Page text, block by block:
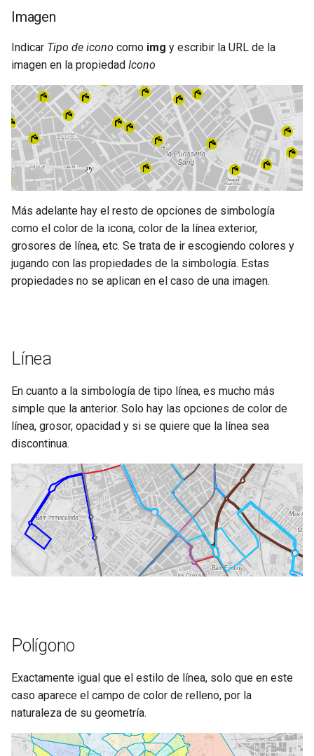
Imagen
Indicar Tipo de icono como img y escribir la URL de la
imagen en la propiedad Icono
Más adelante hay el resto de opciones de simbología
como el color de la icona, color de la línea exterior,
grosores de línea, etc. Se trata de ir escogiendo colores y
jugando con las propiedades de la simbología. Estas
propiedades no se aplican en el caso de una imagen.
Línea
En cuanto a la simbología de tipo línea, es mucho más
simple que la anterior. Solo hay las opciones de color de
línea, grosor, opacidad y si se quiere que la línea sea
discontinua.
Polígono
Exactamente igual que el estilo de línea, solo que en este
caso aparece el campo de color de relleno, por la
naturaleza de su geometría.